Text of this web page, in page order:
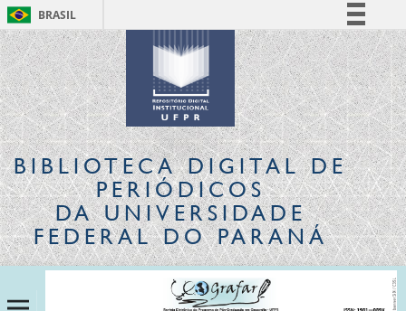
BRASIL
Simplifique!
Comunica BR
Participe
Acesso à informação
Legislação
Canais
BIBLIOTECA DIGITALDE
PERIÓDICOS
DA UNIVERSIDADE
FEDERAL DO PARANÁ